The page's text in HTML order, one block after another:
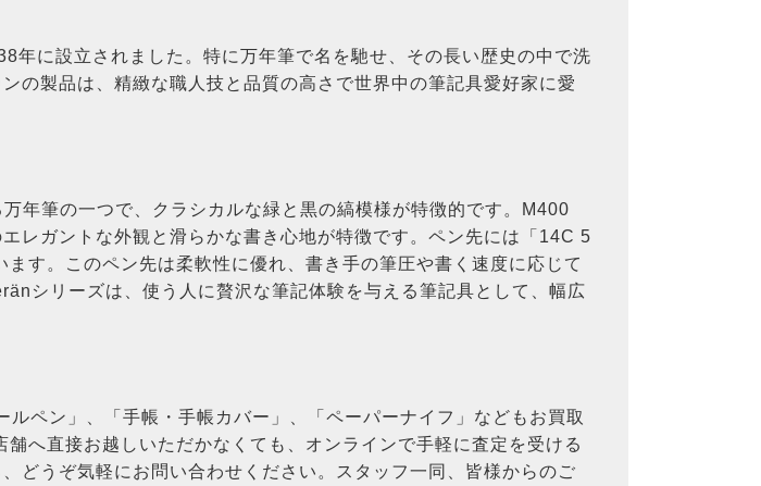
に設立されました。特に万年筆で名を馳せ、その長い歴史の中で洗
の製品は、精緻な職人技と品質の高さで世界中の筆記具愛好家に愛
年筆の一つで、クラシカルな緑と黒の縞模様が特徴的です。M400
レガントな外観と滑らかな書き心地が特徴です。ペン先には「14C 5
す。このペン先は柔軟性に優れ、書き手の筆圧や書く速度に応じて
シリーズは、使う人に贅沢な筆記体験を与える筆記具として、幅広
ペン」、「手帳・手帳カバー」、「ペーパーナイフ」などもお買取
へ直接お越しいただかなくても、オンラインで手軽に査定を受ける
どうぞ気軽にお問い合わせください。スタッフ一同、皆様からのご